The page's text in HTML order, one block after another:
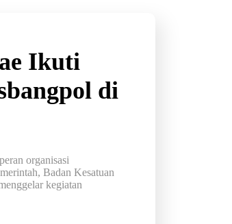
Ikuti
di
organisasi
Badan Kesatuan
kegiatan